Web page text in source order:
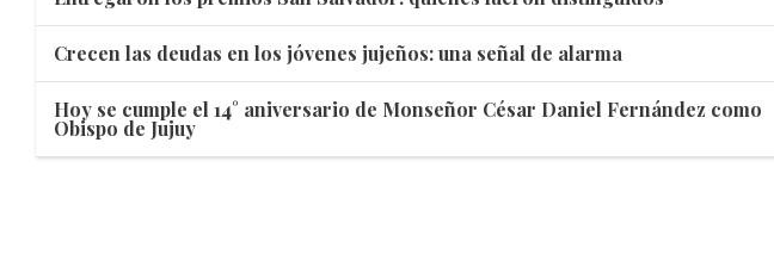
Crecen las deudas en los jóvenes jujeños: una señal de alarma
Hoy se cumple el 14° aniversario de Monseñor César Daniel Fernández como
Obispo de Jujuy